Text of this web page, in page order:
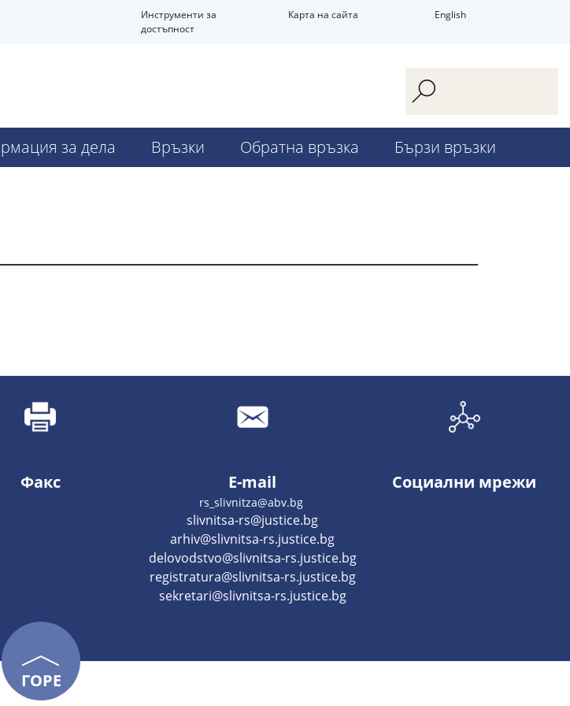
Инструменти за
достъпност
Карта на сайта English
за дела Връзки Обратна връзка Бързи връзки
Факс E-mail
rs_slivnitza@abv.bg
slivnitsa-rs@justice.bg
arhiv@slivnitsa-rs.justice.bg
delovodstvo@slivnitsa-rs.justice.bg
registratura@slivnitsa-rs.justice.bg
sekretari@slivnitsa-rs.justice.bg
Социални мрежи
ГОРЕ